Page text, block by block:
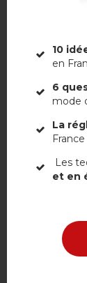
LANCER
114
10
en
6
mode
La
France
Les
et en